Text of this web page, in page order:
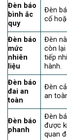
Đèn báo
bình ắc
quy
Đèn
cố
Đèn báo
mức
nhiên
liệu
Đèn
còn lại
tiếp
hành.
Đèn báo
đai an
toàn
Đèn
an
Đèn báo
phanh
Đèn
được
quan